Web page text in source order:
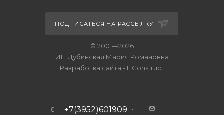
ПОДПИСАТЬСЯ НА РАССЫЛКУ
© 2001—2026
ИП Дубинская Мария Романовна
Разработка сайта - ITConstruct
+7(3952)601909